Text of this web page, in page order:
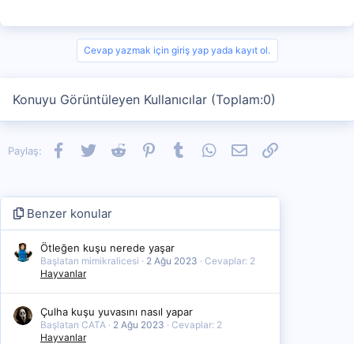
Cevap yazmak için giriş yap yada kayıt ol.
Konuyu Görüntüleyen Kullanıcılar (Toplam:0)
Paylaş: Facebook
TwitterReddit PinterestTumblrWhatsApp
E-postaLink
Benzer konular
Ötleğen kuşu nerede yaşar
Başlatan mimikralicesi 2 Ağu 2023
Cevaplar: 2
Hayvanlar
Çulha kuşu yuvasını nasıl yapar
Başlatan CATA 2 Ağu 2023
Cevaplar: 2
Hayvanlar